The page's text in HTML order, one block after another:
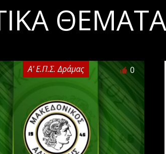
ΘΈΜΑΤΑ
Α' Ε.Π.Σ. Δράμας 0